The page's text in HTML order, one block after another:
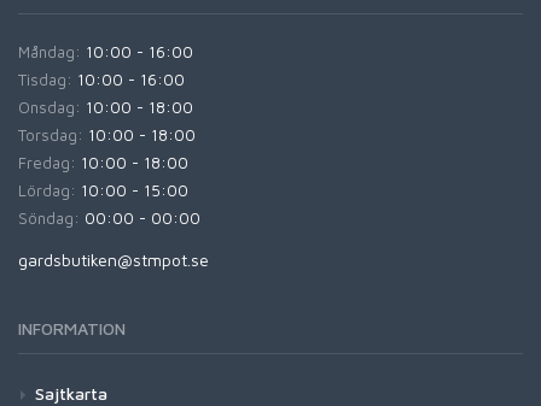
Måndag: 10:00 - 16:00
Tisdag: 10:00 - 16:00
Onsdag: 10:00 - 18:00
Torsdag: 10:00 - 18:00
Fredag: 10:00 - 18:00
Lördag: 10:00 - 15:00
Söndag: 00:00 - 00:00
gardsbutiken@stmpot.se
INFORMATION
Sajtkarta